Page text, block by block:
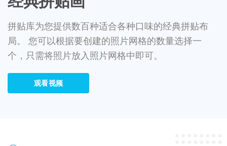
拼贴库为您提供数百种适合各种口味的经典拼贴布
局。 您可以根据要创建的照片网格的数量选择一
个，只需将照片放入照片网格中即可。
观看视频